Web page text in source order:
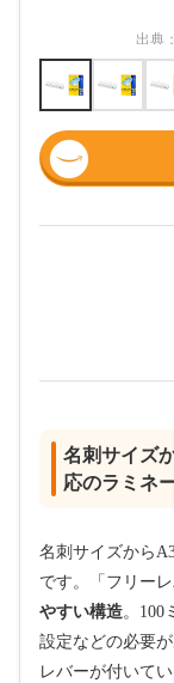
出典：
名刺サイズ
応のラミネ
名刺サイズから
です。「フリー
やすい構造。100
設定などの必要
レバーが付いて